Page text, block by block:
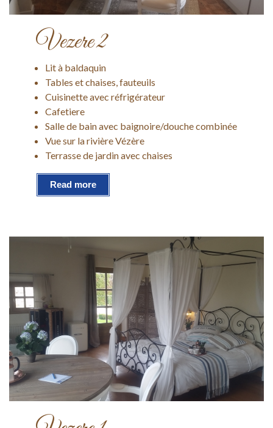
Vezere 2
Lit à baldaquin
Tables et chaises, fauteuils
Cuisinette avec réfrigérateur
Cafetiere
Salle de bain avec baignoire/douche combinée
Vue sur la rivière Vézère
Terrasse de jardin avec chaises
Read more